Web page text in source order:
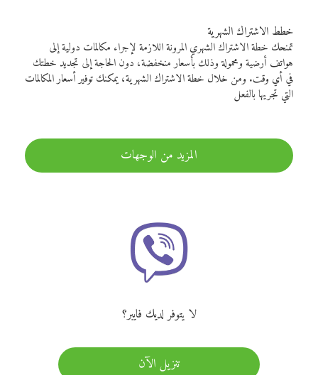
خطط الاشتراك الشهرية
تمنحك خطة الاشتراك الشهري المرونة اللازمة لإجراء مكالمات دولية إلى
هواتف أرضية ومحمولة وذلك بأسعار منخفضة، دون الحاجة إلى تجديد خطتك
في أي وقت. ومن خلال خطة الاشتراك الشهرية، يمكنك توفير أسعار المكالمات
التي تجريها بالفعل
المزيد من الوجهات
لا يتوفر لديك فايبر؟
تنزيل الآن